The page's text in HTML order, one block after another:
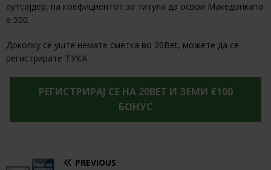
аутсајдер, па коефициентот за титула да освои Македонката
е 500.
Доколку се уште немате сметка во 20Bet, можете да се
регистрирате ТУКА.
РЕГИСТРИРАЈ СЕ НА 20BET И ЗЕМИ €100
БОНУС
PREVIOUS